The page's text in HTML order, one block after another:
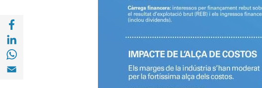
Compartir a Facebook (opens in a new window)
Compartir a with Linkedin (opens in a new window)
Compartir a with Whatsapp (opens in a new window)
Compartir a Email (opens in a new window)